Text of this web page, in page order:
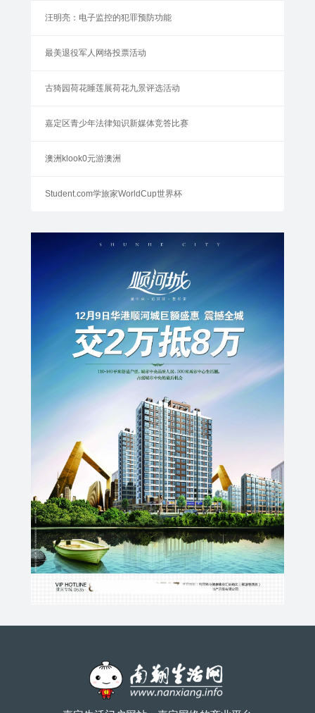
汪明亮：电子监控的犯罪预防功能
最美退役军人网络投票活动
古猗园荷花睡莲展荷花九景评选活动
嘉定区青少年法律知识新媒体竞答比赛
澳洲klook0元游澳洲
Student.com学旅家WorldCup世界杯